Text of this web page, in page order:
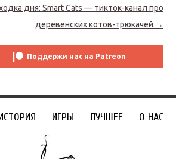
дня: Smart Cats — тикток-канал про
деревенских котов-трюкачей →
Поддержи нас на Patreon
ИГРЫ ЛУЧШЕЕ О НАС